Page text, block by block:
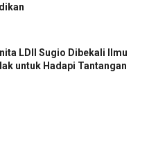
LDII Sugio Dibekali Ilmu
untuk Hadapi Tantangan